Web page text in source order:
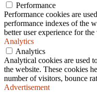
Performance
Performance cookies are
performance indexes of the
better user experience for the
Analytics
Analytics
Analytical cookies are used
the website. These cookies
number of visitors, bounce
Advertisement